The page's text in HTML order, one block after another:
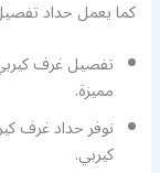
كما يعمل حداد
تفصيل غرف
مميزة.
نوفر حداد غرف
كيربي.